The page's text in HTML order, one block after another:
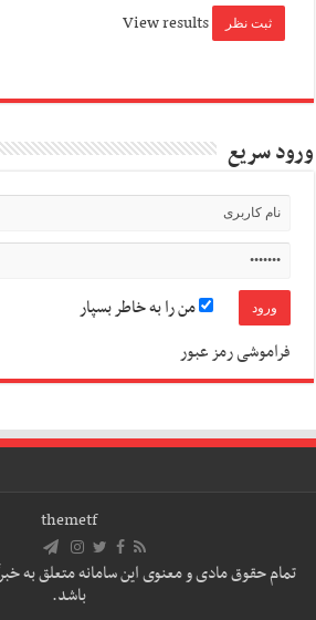
View results
ورود سریع
من را به خاطر بسپار
فراموشی رمز عبور
themetf
تمام حقوق مادی و معنوی این سامانه متعلق به
باشد.